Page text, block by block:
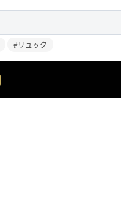
#リュック